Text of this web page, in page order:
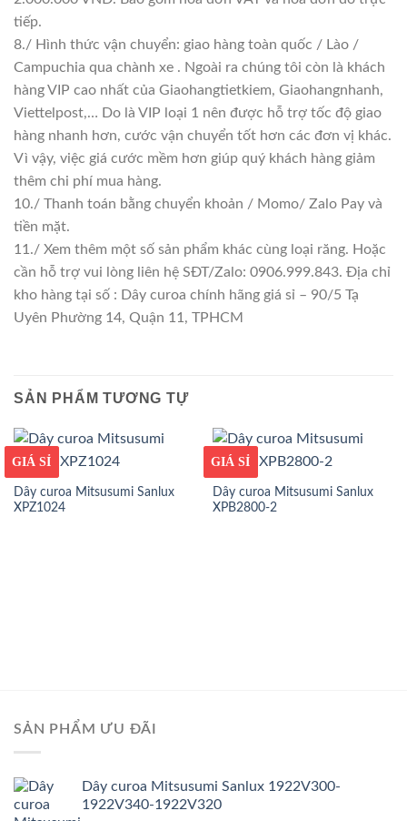
tiếp.
8./ Hình thức vận chuyển: giao hàng toàn quốc / Lào /
Campuchia qua chành xe . Ngoài ra chúng tôi còn là khách
hàng VIP cao nhất của Giaohangtietkiem, Giaohangnhanh,
Viettelpost,… Do là VIP loại 1 nên được hỗ trợ tốc độ giao
hàng nhanh hơn, cước vận chuyển tốt hơn các đơn vị khác.
Vì vậy, việc giá cước mềm hơn giúp quý khách hàng giảm
thêm chi phí mua hàng.
10./ Thanh toán bằng chuyển khoản / Momo/ Zalo Pay và
tiền mặt.
11./ Xem thêm một số sản phẩm khác cùng loại răng. Hoặc
cần hỗ trợ vui lòng liên hệ SĐT/Zalo: 0906.999.843. Địa chỉ
kho hàng tại số : Dây curoa chính hãng giá sỉ – 90/5 Tạ
Uyên Phường 14, Quận 11, TPHCM
SẢN PHẨM TƯƠNG TỰ
GIÁ TỐT
GIÁ SỈ
Dây curoa Mitsusumi Sanlux
XPZ1024
GIÁ TỐT
GIÁ SỈ
Dây curoa Mitsusumi Sanlux
XPB2800-2
SẢN PHẨM ƯU ĐÃI
Dây curoa Mitsusumi Sanlux 1922V300-
1922V340-1922V320